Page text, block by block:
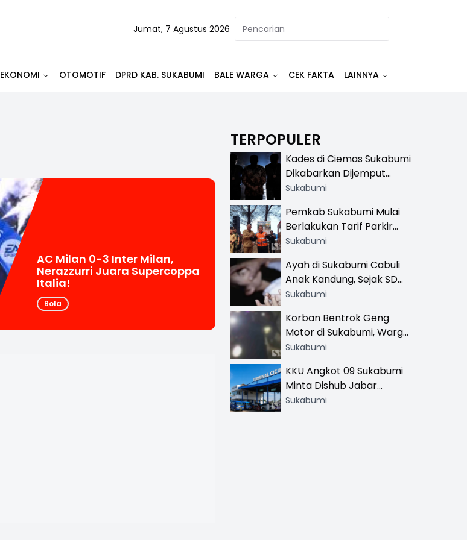
Jumat, 7 Agustus 2026
EKONOMI OTOMOTIF DPRD KAB. SUKABUMI BALE WARGA CEK FAKTA LAINNYA
AC Milan 0-3 Inter Milan,
Nerazzurri Juara Supercoppa
Italia!
Bola
TERPOPULER
Kades di Ciemas Sukabumi
Dikabarkan Dijemput
Satnarkoba, Polisi
Sukabumi
Pemkab Sukabumi Mulai
Berlakukan Tarif Parkir
Resmi di 13 Lokasi Wisata,
Khusus
Sukabumi
Ayah di Sukabumi Cabuli
Anak Kandung, Sejak SD
Hingga SMA
Sukabumi
Korban Bentrok Geng
Motor di Sukabumi, Warga
dan Sopir Tangki
Sukabumi
KKU Angkot 09 Sukabumi
Minta Dishub Jabar
Tertibkan Trayek Ciawi-
Sukabumi